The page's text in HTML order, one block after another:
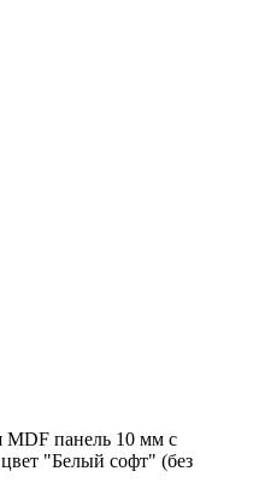
MDF панель 10 мм с
"Белый софт" (без